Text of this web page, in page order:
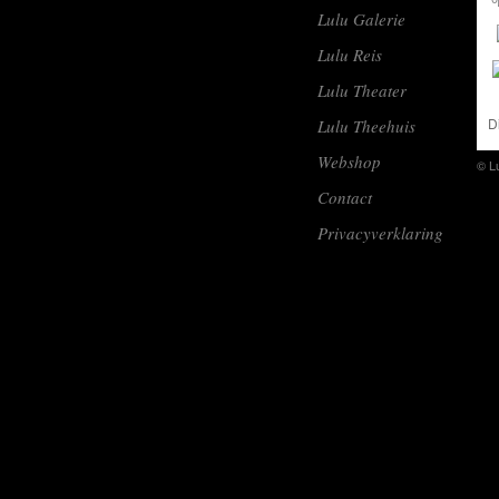
Lulu Galerie
Lulu Reis
Lulu Theater
Lulu Theehuis
Webshop
Contact
Privacyverklaring
©